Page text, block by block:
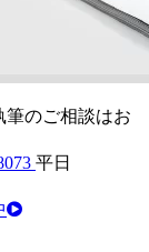
筆のご相談はお
平日